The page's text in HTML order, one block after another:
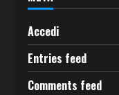
Accedi
Entries feed
Comments feed